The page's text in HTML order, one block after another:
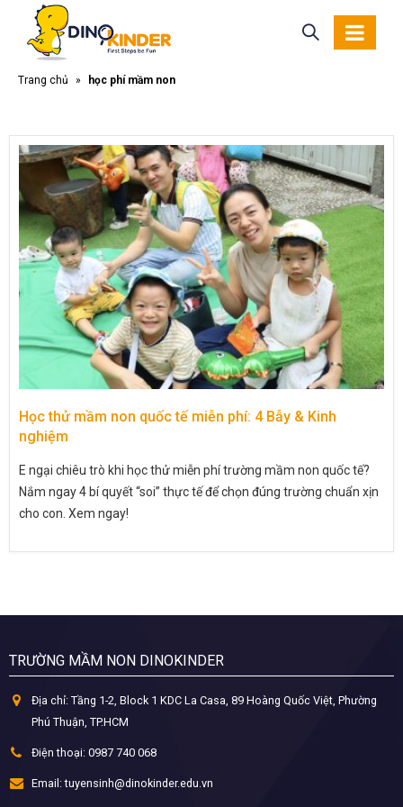
Trang chủ » học phí mầm non
Học thử mầm non quốc tế miễn phí: 4 Bẫy & Kinh
nghiệm
E ngại chiêu trò khi học thử miễn phí trường mầm non quốc tế?
Nắm ngay 4 bí quyết “soi” thực tế để chọn đúng trường chuẩn xịn
cho con. Xem ngay!
TRƯỜNG MẦM NON DINOKINDER
Địa chỉ: Tầng 1-2, Block 1 KDC La Casa, 89 Hoàng Quốc Việt, Phường
Phú Thuận, TP.HCM
Điện thoại: 0987 740 068
Email: tuyensinh@dinokinder.edu.vn